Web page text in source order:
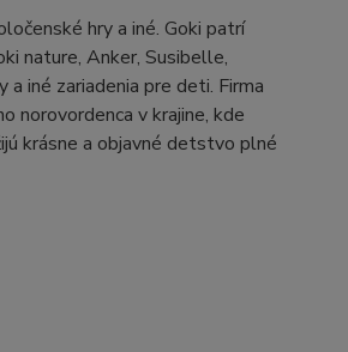
hry a iné. Goki patrí
nature, Anker, Susibelle,
iné zariadenia pre deti. Firma
norovordenca v krajine, kde
krásne a objavné detstvo plné